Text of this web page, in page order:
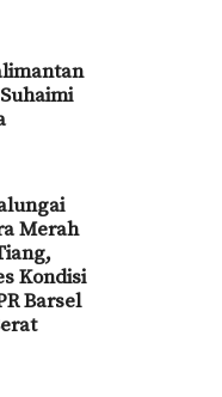
Merah
Kondisi
Barsel